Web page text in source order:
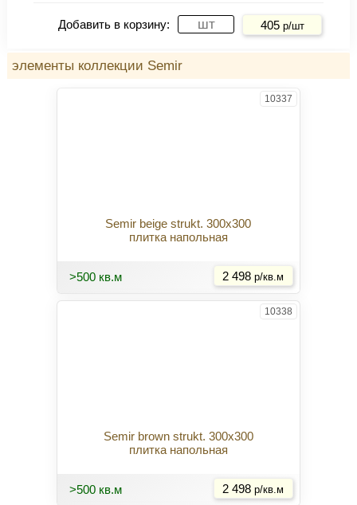
Добавить в корзину: 405р/шт
элементы коллекции Semir
10337
Semir beige strukt. 300x300
плитка напольная
>500 кв.м 2 498 р/кв.м
10338
Semir brown strukt. 300x300
плитка напольная
>500 кв.м 2 498 р/кв.м